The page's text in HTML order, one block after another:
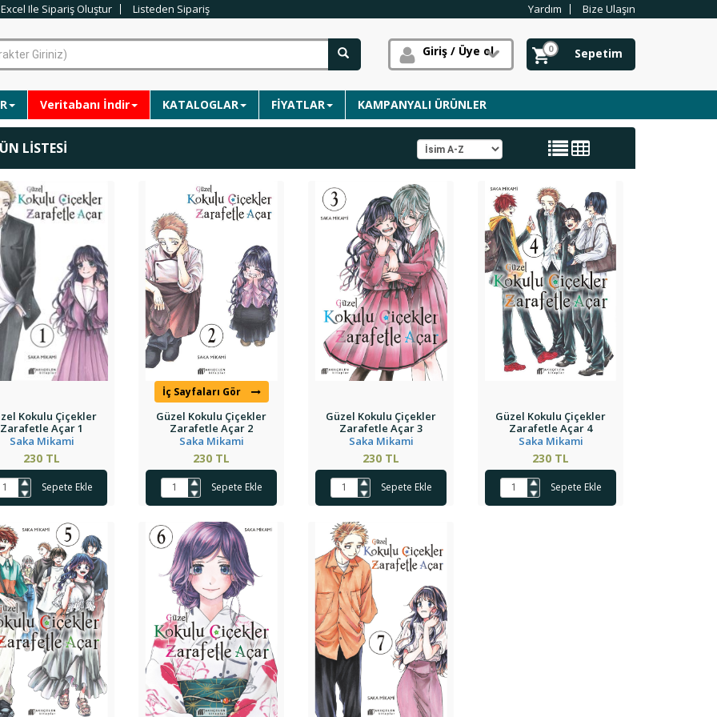
Excel Ile Sipariş Oluştur Listeden Sipariş Yardım Bize Ulaşın
Giriş / Üye ol Sepetim
0
Veritabanı İndir KATALOGLAR FİYATLAR KAMPANYALI ÜRÜNLER
LİSTESİ
Kokulu Çiçekler
Zarafetle Açar 1
Saka Mikami
230 TL
Sepete Ekle
İç Sayfaları Gör
Güzel Kokulu Çiçekler
Zarafetle Açar 2
Saka Mikami
230 TL
Sepete Ekle
Güzel Kokulu Çiçekler
Zarafetle Açar 3
Saka Mikami
230 TL
Sepete Ekle
Güzel Kokulu Çiçekler
Zarafetle Açar 4
Saka Mikami
230 TL
Sepete Ekle